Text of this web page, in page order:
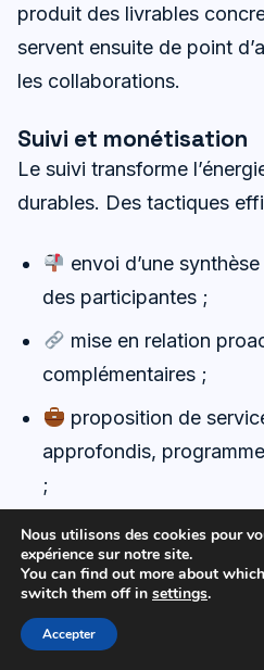
produit des livrables
servent ensuite de point
les collaborations.
Suivi et monétisation
Le suivi transforme
durables. Des tactiques
envoi d’une
des participantes ;
mise en relation
complémentaires ;
proposition de
approfondis,
;
organisation d’un
semaines.
Monétiser un format co-
la valeur. Les preuves sont
Nous utilisons des cookies pour
expérience sur notre site.
You can find out more about
switch them off in settings.
Accepter